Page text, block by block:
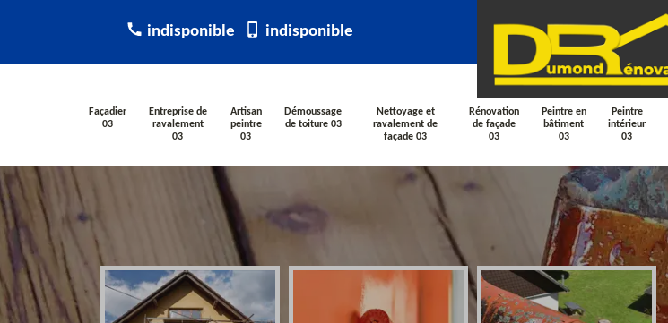
indisponible indisponible
Façadier
03
Entreprise de
ravalement
03
Artisan
peintre
03
Démoussage
de toiture 03
Nettoyage et
ravalement de
façade 03
Rénovation
de façade
03
Peintre en
bâtiment
03
Peintre
intérieur
03